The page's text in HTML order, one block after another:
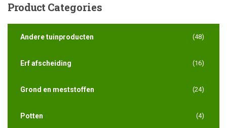
Product Categories
Andere tuinproducten (48)
Erf afscheiding (16)
Grond en meststoffen (24)
Potten (4)